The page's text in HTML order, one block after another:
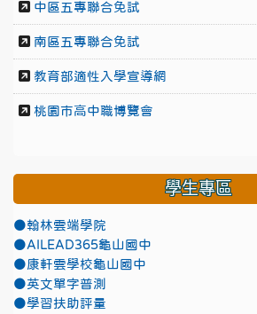
中區五專聯合免試
南區五專聯合免試
教育部適性入學宣導網
桃園市高中職博覽會
學生專區
●翰林雲端學院
●AILEAD365龜山國中
●康軒雲學校龜山國中
●英文單字普測
●學習扶助評量